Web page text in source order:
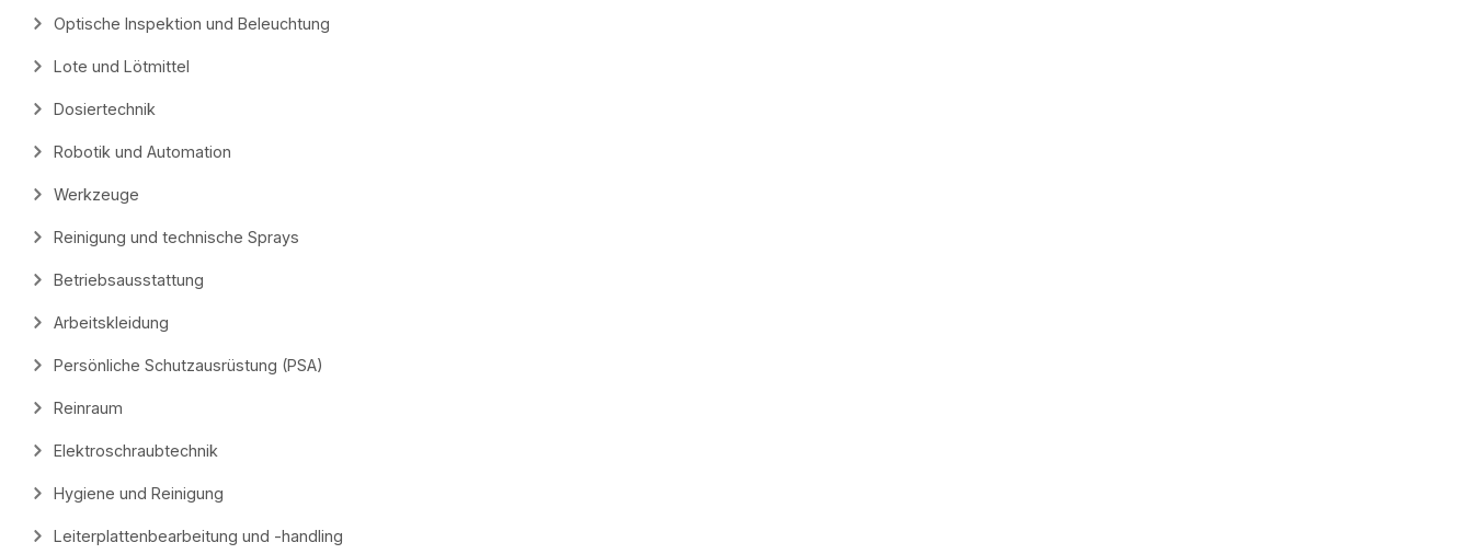
Optische Inspektion und Beleuchtung
Lote und Lötmittel
Dosiertechnik
Robotik und Automation
Werkzeuge
Reinigung und technische Sprays
Betriebsausstattung
Arbeitskleidung
Persönliche Schutzausrüstung (PSA)
Reinraum
Elektroschraubtechnik
Hygiene und Reinigung
Leiterplattenbearbeitung und -handling